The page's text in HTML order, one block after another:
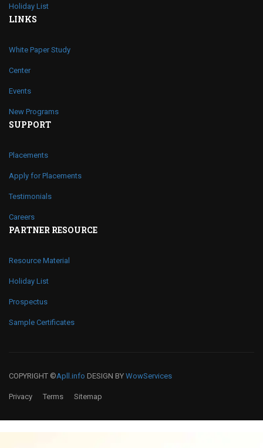
Holiday List
LINKS
White Paper Study
Center
Events
New Programs
SUPPORT
Placements
Apply for Placements
Testimonials
Careers
PARTNER RESOURCE
Resource Material
Holiday List
Prospectus
Sample Certificates
COPYRIGHT ©Apll.info DESIGN BY WowServices
Privacy Terms Sitemap